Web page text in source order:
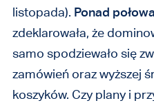
listopada). Ponad połowa
zdeklarowała, że
samo spodziewało się
zamówień oraz wyższej
koszyków. Czy plany i